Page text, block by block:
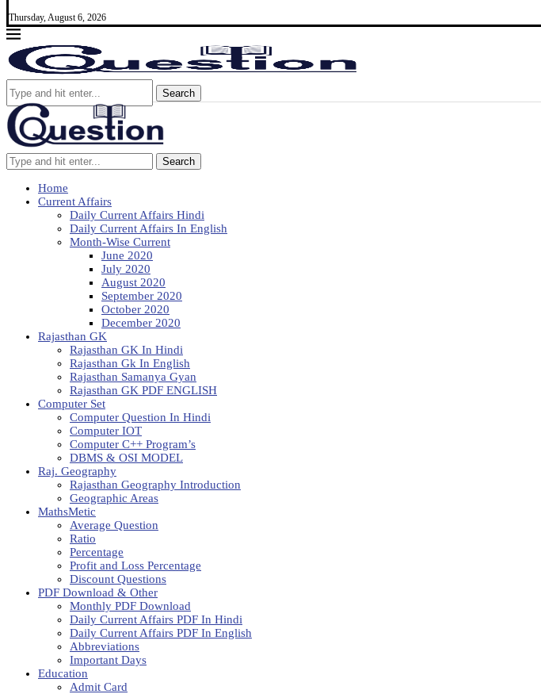
Thursday, August 6, 2026
Search
Search
Home
Current Affairs
Daily Current Affairs Hindi
Daily Current Affairs In English
Month-Wise Current
June 2020
July 2020
August 2020
September 2020
October 2020
December 2020
Rajasthan GK
Rajasthan GK In Hindi
Rajasthan Gk In English
Rajasthan Samanya Gyan
Rajasthan GK PDF ENGLISH
Computer Set
Computer Question In Hindi
Computer IOT
Computer C++ Program’s
DBMS & OSI MODEL
Raj. Geography
Rajasthan Geography Introduction
Geographic Areas
MathsMetic
Average Question
Ratio
Percentage
Profit and Loss Percentage
Discount Questions
PDF Download & Other
Monthly PDF Download
Daily Current Affairs PDF In Hindi
Daily Current Affairs PDF In English
Abbreviations
Important Days
Education
Admit Card